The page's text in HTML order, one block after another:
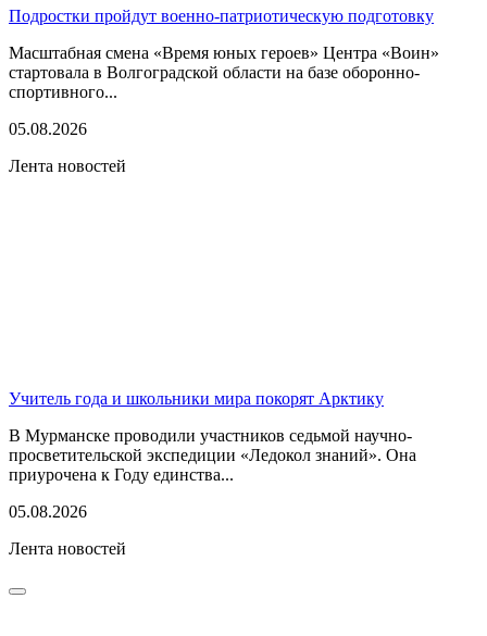
Подростки пройдут военно-патриотическую подготовку
Масштабная смена «Время юных героев» Центра «Воин»
стартовала в Волгоградской области на базе оборонно-
спортивного...
05.08.2026
Лента новостей
Учитель года и школьники мира покорят Арктику
В Мурманске проводили участников седьмой научно-
просветительской экспедиции «Ледокол знаний». Она
приурочена к Году единства...
05.08.2026
Лента новостей